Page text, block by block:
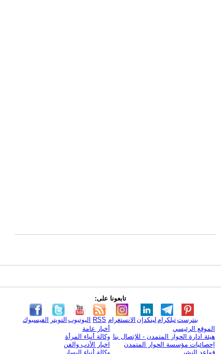
تابعونا على:
الفيسبوك التويتر اليوتيوب RSS الانستغرام لينكدإن تيلكرامبنترست
الموقع الرئيسي
هيئة ادارة الحوار المتمدن - للإتصال بنا
إحصائيات مؤسسة الحوار المتمدن
قواعد النشر
أخبار عامة
وكالة أنباء المرأة
اخبار الأدب والفن
وكالة أنباء اليسار